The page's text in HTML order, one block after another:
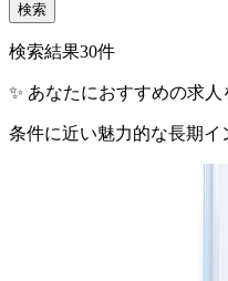
検索
検索結果30件
✨ あなたにおすすめの求人
条件に近い魅力的な長期